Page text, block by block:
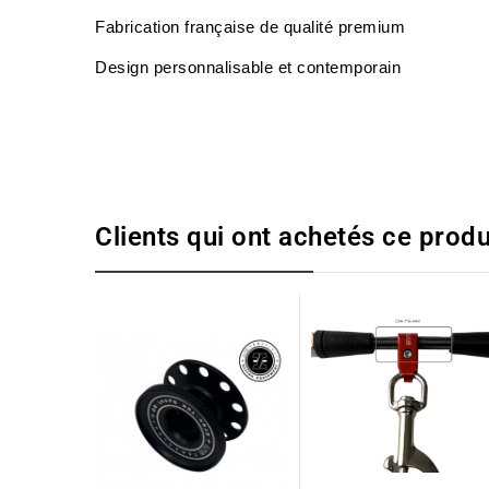
Fabrication française de qualité premium
Design personnalisable et contemporain
Clients qui ont achetés ce